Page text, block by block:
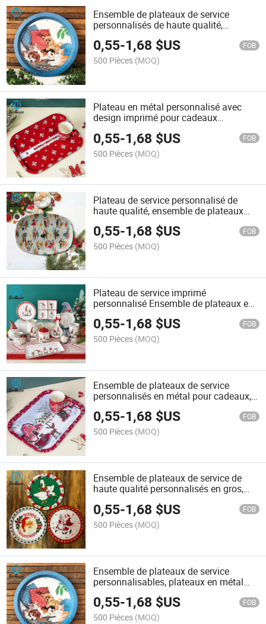
Ensemble de plateaux de service
personnalisés de haute qualité,
plateaux en métal décoratifs pour
cadeaux, événements de Noël, plateaux
de service en gros
0,55-1,68 $US FOB
500 Pièces (MOQ)
Plateau en métal personnalisé avec
design imprimé pour cadeaux
fournisseur de confiance
0,55-1,68 $US FOB
500 Pièces (MOQ)
Plateau de service personnalisé de
haute qualité, ensemble de plateaux
décoratifs en métal pour Noël et
occasions spéciales, plateaux en gros
0,55-1,68 $US FOB
500 Pièces (MOQ)
Plateau de service imprimé
personnalisé Ensemble de plateaux en
métal décoratifs pour options de gros
disponibles Parfait pour les plateaux de
service de Noël
0,55-1,68 $US FOB
500 Pièces (MOQ)
Ensemble de plateaux de service
personnalisés en métal pour cadeaux,
événements et décorations de Noël,
plateaux de service décoratifs en gros
0,55-1,68 $US FOB
500 Pièces (MOQ)
Ensemble de plateaux de service de
haute qualité personnalisés en gros,
décoratifs pour des cadeaux de Noël
0,55-1,68 $US FOB
500 Pièces (MOQ)
Ensemble de plateaux de service
personnalisables, plateaux en métal
décoratifs pour gros, plateau-cadeau
pour Noël, impression personnalisée
0,55-1,68 $US FOB
500 Pièces (MOQ)